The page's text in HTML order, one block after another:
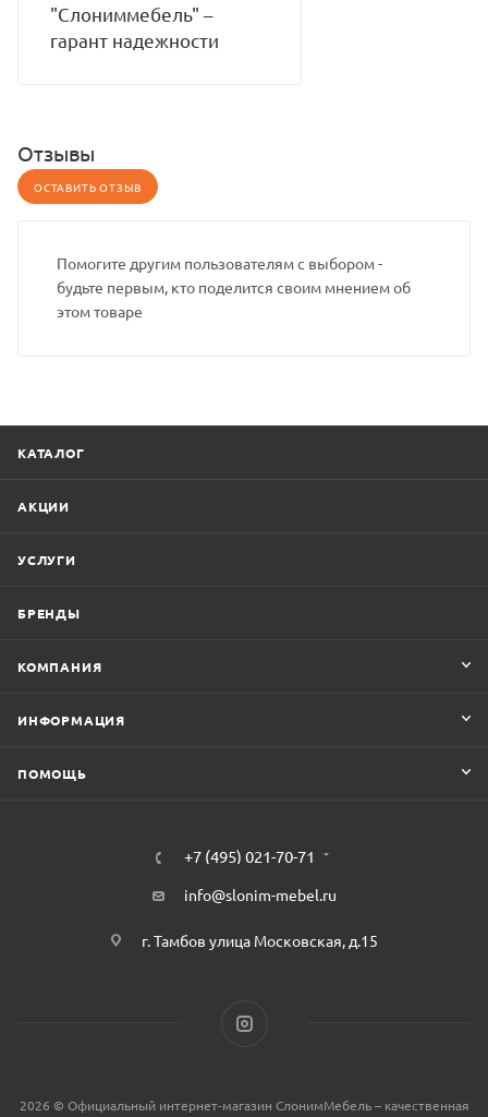
"Слониммебель" –
гарант надежности
Отзывы
ОСТАВИТЬ ОТЗЫВ
Помогите другим пользователям с выбором -
будьте первым, кто поделится своим мнением об
этом товаре
КАТАЛОГ
АКЦИИ
УСЛУГИ
БРЕНДЫ
КОМПАНИЯ
ИНФОРМАЦИЯ
ПОМОЩЬ
+7 (495) 021-70-71
info@slonim-mebel.ru
г. Тамбов улица Московская, д.15
2026 © Официальный интернет-магазин СлонимМебель – качественная